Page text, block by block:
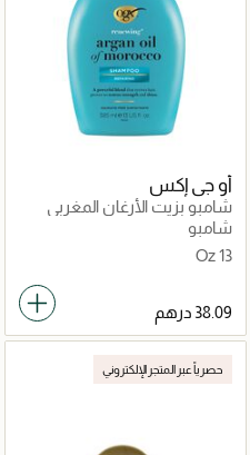
أو جي إكس
شامبو بزيت الأرغان المغربي
شامبو
13 Oz
حصرياً عبر المتجر الإلكتروني